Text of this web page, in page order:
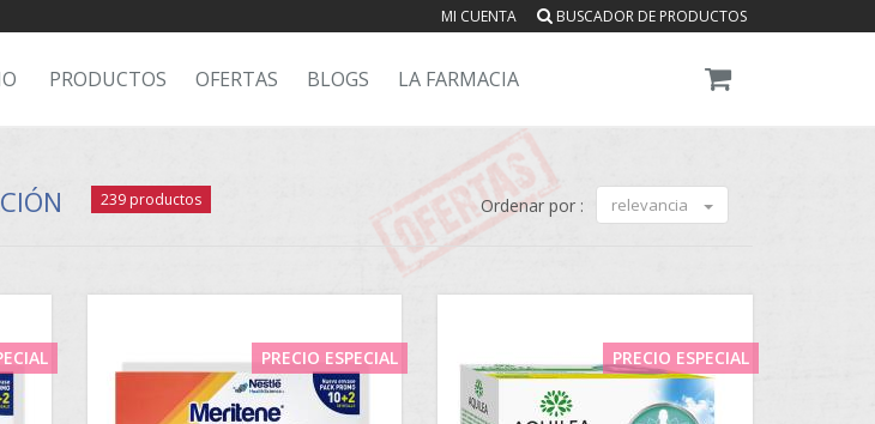
MI CUENTA BUSCADOR DE PRODUCTOS
PRODUCTOS OFERTAS BLOGS LA FARMACIA
239 productos Ordenar por : relevancia
PRECIO ESPECIAL PRECIO ESPECIAL